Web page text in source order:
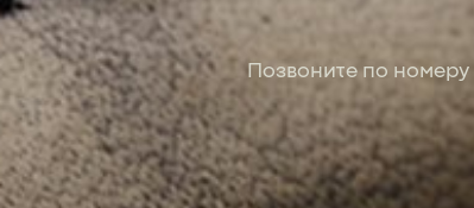
Позвоните по номеру